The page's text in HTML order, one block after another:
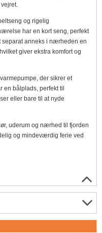
og rigelig
har en kort seng, perfekt
separat anneks i nærheden en
giver ekstra komfort og
der sikrer et
en bålplads, perfekt til
eller bare til at nyde
uderum og nærhed til fjorden
og mindeværdig ferie ved